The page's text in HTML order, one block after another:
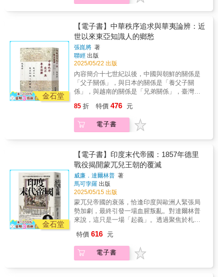
為『舊書店學校』，就得進行『舊書教育』。
育』的機構。」〈神保町的大火與岩波書店〉
「岩波茂雄緊急取消了原本計畫好的夏季旅
行，在七月二十九日這天辭去神田高等女學校
教職，參加退職送別會。接著他立刻前往舊書
市，買進裝滿一整個人力拖車的舊書，在八月
五日正式開業。店名取為『岩波書店』是因為
夫人表示『不希望世人只知道店名而不知道店
主是誰』。」
想亦在東西交流中發展。這些人物的行動與思
想，不僅改變了當時的世界，也影響了今日亞
斯一世／蘇萊曼一世／卡蒂普・切萊比／阿克
巴／沙勿略／織田信長／豐臣秀吉／德川家康
／李舜臣／光海君／李滉（李退溪）／李珥
（李栗谷）／鄭氏一族（鄭成功等）／康熙帝
／黃宗羲／達賴喇嘛六世／良淵王叢書特色：•
跨越地域，從東亞到西亞，涵蓋整個亞洲的歷
史長河。• 突出「交流」視角，深挖和平與衝突
中的文化碰撞。• 匯聚現代亞洲史研究權威，打
是對人性的深刻關照。開啟您對亞洲文明的全
從操縱人心想像的巫女王卑彌呼，到開啟近代
經濟奇蹟的澀澤榮一；從親手寫下《源氏物
語》的宮廷才女紫式部，到讓漫畫變成世界語
言的手塚治虫。他們跨越時代，身分多元，有
帝王將相，也有革命家、僧侶、藝術家、外交
官、女詩人。無論身處何時，他們都是變革的
象徵，有人提筆，有人執劍，有人提供了思想
底蘊。各式各樣的大小人物，共同形塑出現代
日本。在世界問出「何謂日本」的現在——我
們用歷史作答這是一部寫給現在的日本，也寫
出力量，從人物中找到共鳴。不論你是日史
控、文化迷，這本書都會讓你重新認識那個既
熟悉又陌生的「日本人」。
金石堂
【電子書】中華秩序追求與華夷論辨：近
世以來東亞知識人的鄉愁
張崑將 著
聯經 出版
2025/05/22 出版
內容簡介十七世紀以後，中國與朝鮮的關係是
「父子關係」，與日本的關係是「養父子關
係」，與越南的關係是「兄弟關係」，臺灣孤
意識。 《中華秩序追求與華夷論辨：近世以來
東亞知識人的鄉愁》嘗試提煉出一個簡要關
係，說明17世紀以後東亞知識人圍繞在中華秩
種關係。 本書分上下兩篇，含緒論共計12章，
【上篇】分析近世知識人追求中華秩序的四種
關係類型，是作為宏觀的整體視野，來看待東
亞區域的發展趨勢，【下篇】則以比較微觀的
個別視角，或以知識人，或以官員訪問，或以
漂流人事件等，扣緊「華夷論辨」涉及敏感的
「中華╱中國」意識，佐證前面所爬梳的四種
關係類型。
85 折 特價 476 元
電子書
金石堂
【電子書】印度末代帝國：1857年德里
戰役揭開蒙兀兒王朝的覆滅
威廉．達爾林普 著
馬可孛羅 出版
2025/05/15 出版
蒙兀兒帝國的衰落，恰逢印度與歐洲人緊張局
勢加劇， 最終引發一場血腥叛亂。 對達爾林普
來說，這只是一場「起義」。 透過聚焦於札法
治、文化與宗教衝突的故事。 ▏榮獲達夫庫柏
歷史與傳記獎（Duff Cooper Memorial Prize）
▏入圍山繆強森書獎（Samuel Johnson
特價 616 元
電子書